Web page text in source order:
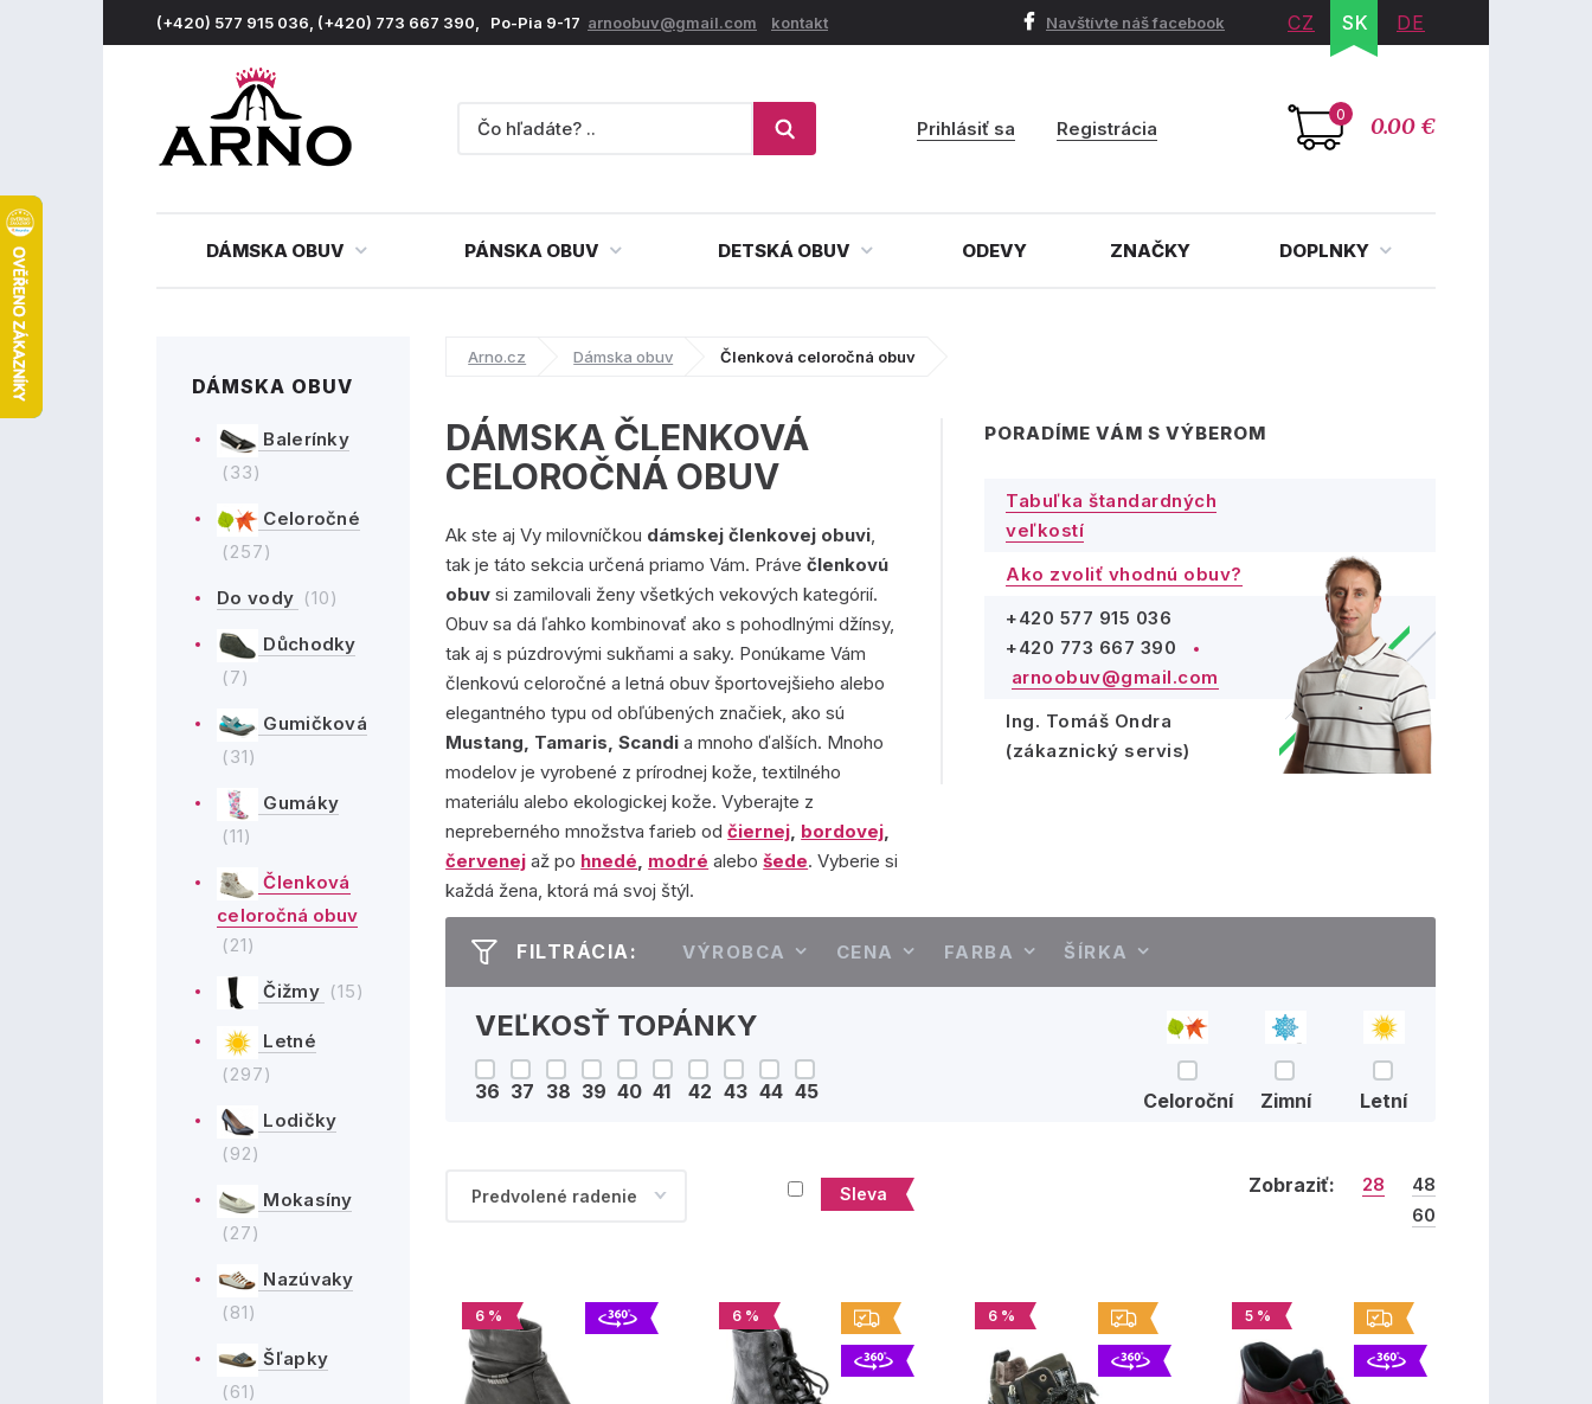
(+420) 577 915 036, (+420) 773 667 390, Po-Pia 9-17 arnoobuv@gmail.com kontakt Navštívte náš facebook CZ SK DE
0 0.00 €
Prihlásiť sa Registrácia
DÁMSKA OBUV PÁNSKA OBUV DETSKÁ OBUV ODEVY ZNAČKY DOPLNKY
DÁMSKA OBUV
Balerínky
(33)
Celoročné
(257)
Do vody (10)
Důchodky
(7)
Gumičková
(31)
Gumáky
(11)
Členková
celoročná obuv
(21)
Čižmy (15)
Letné
(297)
Lodičky
(92)
Mokasíny
(27)
Nazúvaky
(81)
Šľapky
(61)
Arno.cz Dámska obuv Členková celoročná obuv
DÁMSKA ČLENKOVÁ
CELOROČNÁ OBUV
Ak ste aj Vy milovníčkou dámskej členkovej obuvi,
tak je táto sekcia určená priamo Vám. Právečlenkovú
obuv si zamilovali ženy všetkých vekových kategórií.
Obuv sa dá ľahko kombinovať ako s pohodlnými džínsy,
tak aj s púzdrovými sukňami a saky. Ponúkame Vám
členkovú celoročné a letná obuv športovejšieho alebo
elegantného typu od obľúbených značiek, ako sú
Mustang, Tamaris, Scandi a mnoho ďalších. Mnoho
modelov je vyrobené z prírodnej kože, textilného
materiálu alebo ekologickej kože. Vyberajte z
nepreberného množstva farieb odčiernej, bordovej,
červenej až po hnedé, modré alebo šede. Vyberie si
každá žena, ktorá má svoj štýl.
PORADÍME VÁM S VÝBEROM
Tabuľka štandardných
veľkostí
Ako zvoliť vhodnú obuv?
+420 577 915 036
+420 773 667 390
arnoobuv@gmail.com
Ing. Tomáš Ondra
(zákaznický servis)
FILTRÁCIA: VÝROBCA CENA FARBA ŠÍRKA
VEĽKOSŤ TOPÁNKY
36 37 38 39 40 41 42 43 44 45 Celoroční Zimní Letní
Sleva Zobraziť: 28
48
60
6 % 6 % 6 % 5 %